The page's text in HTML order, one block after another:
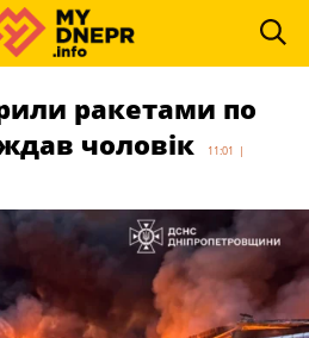
ракетами по
чоловік
11:01 |